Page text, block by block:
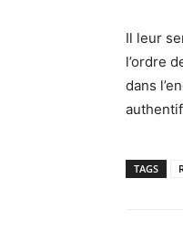
Il leur
l’ordre
dans
TAGS